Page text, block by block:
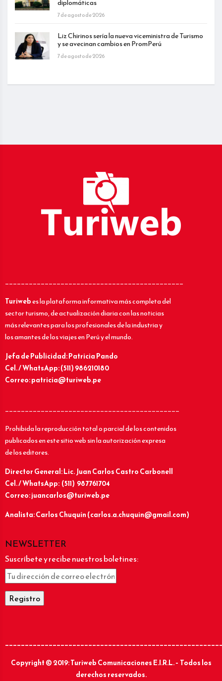
diplomáticas
7 de agosto de 2026
Liz Chirinos sería la nueva viceministra de Turismo
y se avecinan cambios en PromPerú
7 de agosto de 2026
_____________________________________________
Turiwebes la plataforma informativa más completa del
sector turismo, de actualización diaria con las noticias
más relevantes para los profesionales de la industria y
los amantes de los viajes en Perú y el mundo.
Jefa de Publicidad: Patricia Pando
Cel. / WhatsApp: (511) 986210180
Correo: patricia@turiweb.pe
____________________________________________
Prohibida la reproducción total o parcial de los contenidos
publicados en este sitio web sin la autorización expresa
de los editores.
Director General: Lic.Juan Carlos Castro Carbonell
Cel. / WhatsApp: (511) 987761704
Correo: juancarlos@turiweb.pe
Analista: Carlos Chuquín (carlos.a.chuquin@gmail.com)
NEWSLETTER
Suscríbete y recibe nuestros boletines:
Copyright © 2019: Turiweb Comunicaciones E.I.R.L. – Todos los
derechos reservados.